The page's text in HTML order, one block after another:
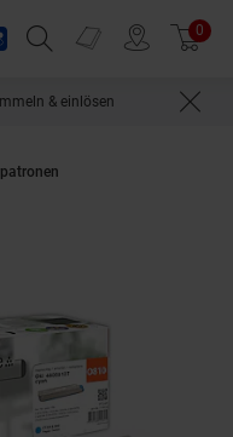
Suchfeld einblenden
Prospekte 0
& einlösen